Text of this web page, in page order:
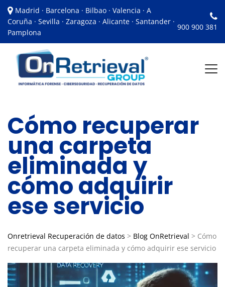
Madrid · Barcelona · Bilbao · Valencia · A
Coruña · Sevilla · Zaragoza · Alicante · Santander ·
Pamplona
900 900 381
Cómo recuperar
una carpeta
eliminada y
cómo adquirir
ese servicio
Onretrieval Recuperación de datos > Blog OnRetrieval > Cómo
recuperar una carpeta eliminada y cómo adquirir ese servicio